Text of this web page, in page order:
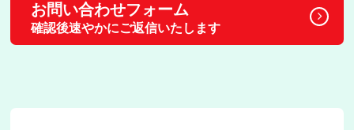
お問い合わせフォーム
確認後速やかにご返信いたします